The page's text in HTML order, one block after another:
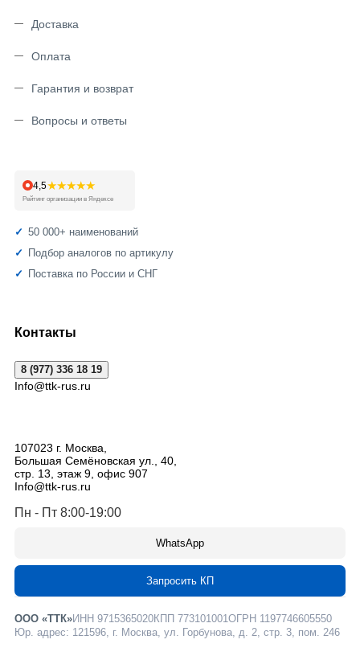
Доставка
Оплата
Гарантия и возврат
Вопросы и ответы
4,5★★★★★
Рейтинг организации в Яндексе
50 000+ наименований
Подбор аналогов по артикулу
Поставка по России и СНГ
Контакты
8 (977) 336 18 19
Info@ttk-rus.ru
107023 г. Москва,
Большая Семёновская ул., 40,
стр. 13, этаж 9, офис 907
Info@ttk-rus.ru
Пн - Пт 8:00-19:00
WhatsApp
Запросить КП
ООО «ТТК»ИНН 9715365020КПП 773101001ОГРН 1197746605550
Юр. адрес: 121596, г. Москва, ул. Горбунова, д. 2, стр. 3, пом. 246